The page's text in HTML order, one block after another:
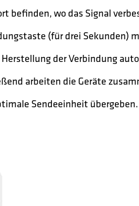
befinden, wo das Signal
(für drei Sekunden)
der Verbindung
arbeiten die Geräte
Sendeeinheit übergeben.